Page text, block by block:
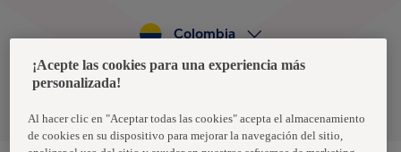
Política de privacidad de datos
Colombia
¡Acepte las cookies para una experiencia más
personalizada!
Al hacer clic en "Aceptar todas las cookies" acepta el almacenamiento
de cookies en su dispositivo para mejorar la navegación del sitio,